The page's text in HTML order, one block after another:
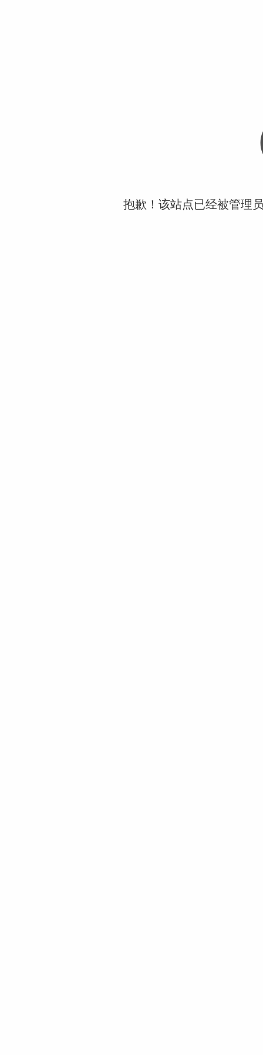
抱歉！该站点已经被管理